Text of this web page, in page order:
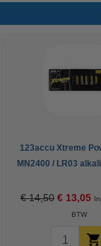
123accu Xtreme
MN2400 / LR03
€ 14,50 € 13,05
BTW